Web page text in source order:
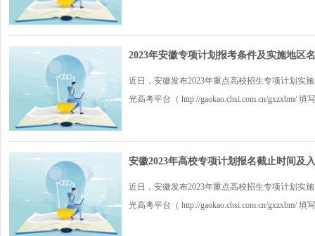
2023年安徽专项计划报考条件及实施地区
近日，安徽发布2023年重点高校招生专项计划实
光高考平台（ http://gaokao.chsi.com.cn/gxzxbm/ 填
安徽2023年高校专项计划报名截止时间及
近日，安徽发布2023年重点高校招生专项计划实
光高考平台（ http://gaokao.chsi.com.cn/gxzxbm/ 填